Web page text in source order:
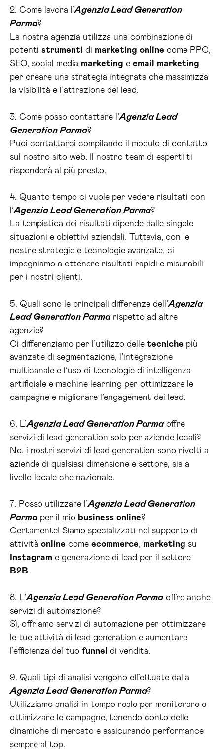
2. Come lavora l’Agenzia Lead Generation
Parma?
La nostra agenzia utilizza una combinazione di
potenti strumenti di marketing online come PPC,
SEO, social media marketing e email
marketing
per creare una strategia integrata che massimizza
la visibilità e l’attrazione dei lead.
3. Come posso contattare l’Agenzia Lead
Generation Parma?
Puoi contattarci compilando il modulo di contatto
sul nostro sito web. Il nostro team di esperti ti
risponderà al più presto.
4. Quanto tempo ci vuole per vedere risultati con
l’Agenzia Lead Generation Parma?
La tempistica dei risultati dipende dalle singole
situazioni e obiettivi aziendali. Tuttavia, con le
nostre strategie e tecnologie avanzate, ci
impegniamo a ottenere risultati rapidi e misurabili
per i nostri clienti.
5. Quali sono le principali differenze dell’Agenzia
Lead Generation Parmarispetto ad altre
agenzie?
Ci differenziamo per l’utilizzo delle tecniche più
avanzate di segmentazione, l’integrazione
multicanale e l’uso di tecnologie di intelligenza
artificiale e machine learning per ottimizzare le
campagne e migliorare l’engagement dei lead.
6. L’Agenzia Lead Generation Parmaoffre
servizi di lead generation solo per aziende locali?
No, i nostri servizi di lead generation sono rivolti a
aziende di qualsiasi dimensione e settore, sia a
livello locale che nazionale.
7. Posso utilizzare l’Agenzia Lead Generation
Parmaper il mio business online?
Certamente! Siamo specializzati nel supporto di
attività online come ecommerce, marketing su
Instagram e generazione di lead per il settore
B2B.
8. L’Agenzia Lead Generation Parmaoffre anche
servizi di automazione?
Sì, offriamo servizi di automazione per ottimizzare
le tue attività di lead generation e aumentare
l’efficienza del tuo funnel di vendita.
9. Quali tipi di analisi vengono effettuate dalla
Agenzia Lead Generation Parma?
Utilizziamo analisi in tempo reale per monitorare e
ottimizzare le campagne, tenendo conto delle
dinamiche di mercato e assicurando performance
sempre al top.